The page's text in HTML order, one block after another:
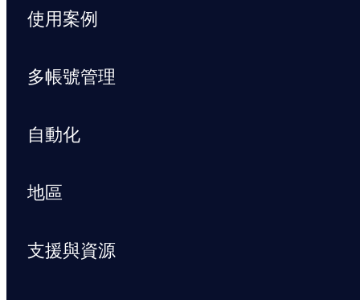
使用案例
多帳號管理
自動化
地區
支援與資源